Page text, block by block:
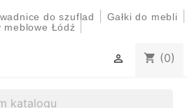
do szuflad Gałki do mebli
meblowe Łódź
shopping_cart (0)
